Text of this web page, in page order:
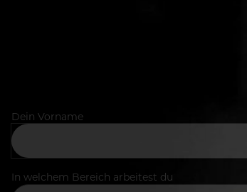
Dein Vorname
In welchem Bereich arbeitest du